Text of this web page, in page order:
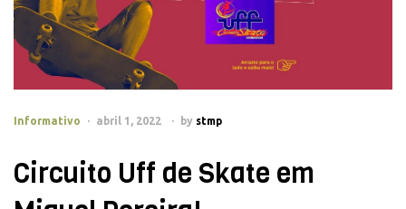
Informativo abril 1, 2022 by stmp
Circuito Uff de Skate em